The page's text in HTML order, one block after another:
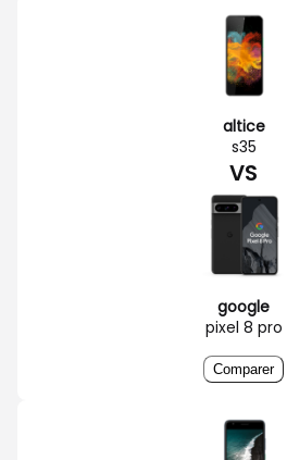
altice
s35
VS
google
pixel 8 pro
Comparer